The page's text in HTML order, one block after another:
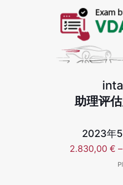
助理评
2023年
2.830,00 € –